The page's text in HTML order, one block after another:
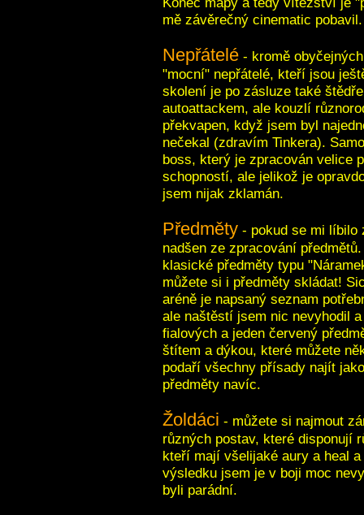
mě závěrečný cinematic pobavil.
Nepřátelé - kromě
"mocní" nepřátelé, kteří jsou
skolení je po zásluze také
autoattackem, ale kouzlí
překvapen, když jsem byl
nečekal (zdravím Tinkera).
boss, který je zpracován velice
schopností, ale jelikož je
jsem nijak zklamán.
Předměty - pokud se mi líbilo
nadšen ze zpracování
klasické předměty typu
můžete si i předměty skládat!
aréně je napsaný seznam
ale naštěstí jsem nic nevyhodil
fialových a jeden červený
štítem a dýkou, které můžete
podaří všechny přísady najít
předměty navíc.
Žoldáci - můžete si najmout
různých postav, které disponují
kteří mají všelijaké aury a heal
výsledku jsem je v boji moc
byli parádní.